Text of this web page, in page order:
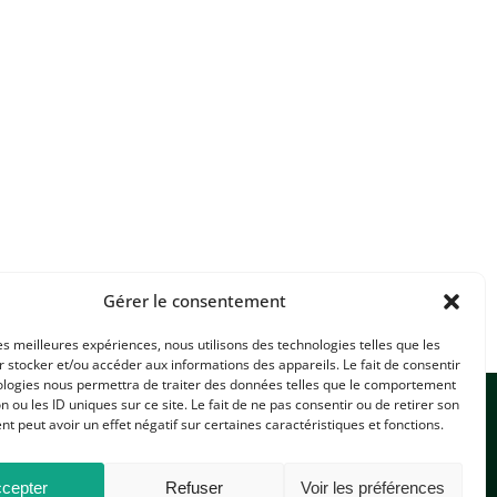
Gérer le consentement
meilleures expériences, nous utilisons des technologies telles que les
stocker et/ou accéder aux informations des appareils. Le fait de consentir
nous permettra de traiter des données telles que le comportement
ou les ID uniques sur ce site. Le fait de ne pas consentir ou de retirer son
peut avoir un effet négatif sur certaines caractéristiques et fonctions.
Refuser Voir les préférences